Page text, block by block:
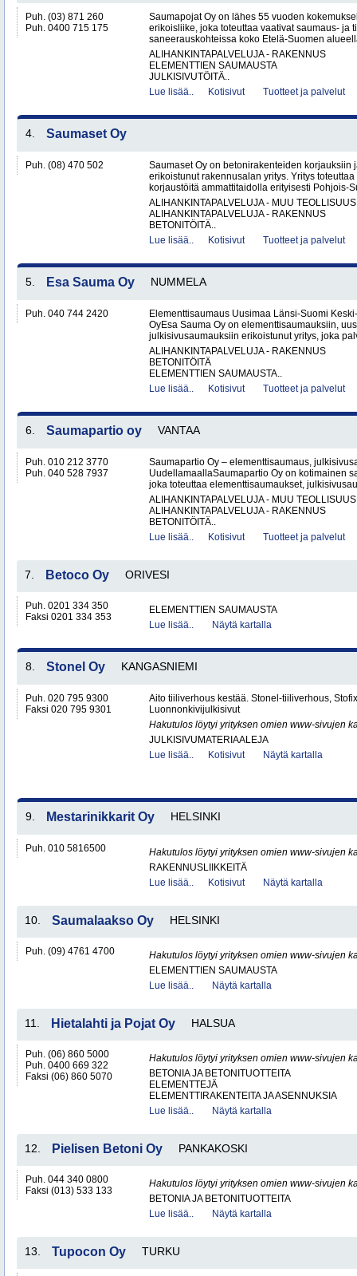
Puh. (03) 871 260
Puh. 0400 715 175
Saumapojat Oy on lähes 55 vuoden
erikoisliike, joka toteuttaa vaativat saumaus- ja
saneerauskohteissa koko Etelä-Suomen
ALIHANKINTAPALVELUJA - RAKENNUS
ELEMENTTIEN SAUMAUSTA
JULKISIVUTÖITÄ..
Lue lisää..
Kotisivut Tuotteet ja palvelut
4. Saumaset Oy
Puh. (08) 470 502
Saumaset Oy on betonirakenteiden korjauksiin
erikoistunut rakennusalan yritys. Yritys
korjaustöitä ammattitaidolla erityisesti Pohjois-
ALIHANKINTAPALVELUJA - MUU TEOLLISUUS
ALIHANKINTAPALVELUJA - RAKENNUS
BETONITÖITÄ..
Lue lisää..
Kotisivut Tuotteet ja palvelut
5. Esa Sauma Oy NUMMELA
Puh. 040 744 2420
Elementtisaumaus Uusimaa Länsi-Suomi
OyEsa Sauma Oy on elementtisaumauksiin,
julkisivusaumauksiin erikoistunut yritys, joka
ALIHANKINTAPALVELUJA - RAKENNUS
BETONITÖITÄ
ELEMENTTIEN SAUMAUSTA..
Lue lisää..
Kotisivut Tuotteet ja palvelut
6. Saumapartio oy VANTAA
Puh. 010 212 3770
Puh. 040 528 7937
Saumapartio Oy – elementtisaumaus,
UudellamaallaSaumapartio Oy on kotimainen
joka toteuttaa elementtisaumaukset,
ALIHANKINTAPALVELUJA - MUU TEOLLISUUS
ALIHANKINTAPALVELUJA - RAKENNUS
BETONITÖITÄ..
Lue lisää..
Kotisivut Tuotteet ja palvelut
7. Betoco Oy ORIVESI
Puh. 0201 334 350
Faksi 0201 334 353
ELEMENTTIEN SAUMAUSTA
Lue lisää..
Näytä kartalla
8. Stonel Oy KANGASNIEMI
Puh. 020 795 9300
Faksi 020 795 9301
Aito tiiliverhous kestää. Stonel-tiiliverhous,
Luonnonkivijulkisivut
Hakutulos löytyi yrityksen omien www-sivujen
JULKISIVUMATERIAALEJA
Lue lisää..
Kotisivut Näytä kartalla
9. Mestarinikkarit Oy HELSINKI
Puh. 010 5816500
Hakutulos löytyi yrityksen omien www-sivujen
RAKENNUSLIIKKEITÄ
Lue lisää..
Kotisivut Näytä kartalla
10. Saumalaakso Oy HELSINKI
Puh. (09) 4761 4700
Hakutulos löytyi yrityksen omien www-sivujen
ELEMENTTIEN SAUMAUSTA
Lue lisää..
Näytä kartalla
11. Hietalahti ja Pojat Oy HALSUA
Puh. (06) 860 5000
Puh. 0400 669 322
Faksi (06) 860 5070
Hakutulos löytyi yrityksen omien www-sivujen
BETONIA JA BETONITUOTTEITA
ELEMENTTEJÄ
ELEMENTTIRAKENTEITA JA ASENNUKSIA
Lue lisää..
Näytä kartalla
12. Pielisen Betoni Oy PANKAKOSKI
Puh. 044 340 0800
Faksi (013) 533 133
Hakutulos löytyi yrityksen omien www-sivujen
BETONIA JA BETONITUOTTEITA
Lue lisää..
Näytä kartalla
13. Tupocon Oy TURKU